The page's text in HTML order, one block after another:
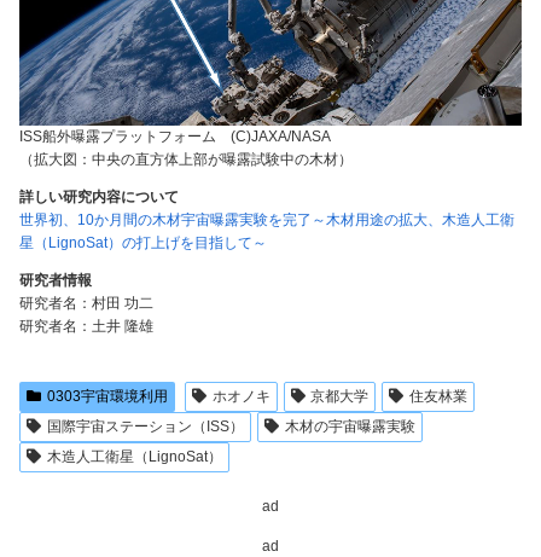
ISS船外曝露プラットフォーム (C)JAXA/NASA
（拡大図：中央の直方体上部が曝露試験中の木材）
詳しい研究内容について
世界初、10か月間の木材宇宙曝露実験を完了～木材用途の拡大、木造人工衛
星（LignoSat）の打上げを目指して～
研究者情報
研究者名：村田 功二
研究者名：土井 隆雄
0303宇宙環境利用 ホオノキ 京都大学
住友林業
国際宇宙ステーション（ISS）
木材の宇宙曝露実験
木造人工衛星（LignoSat）
ad
ad